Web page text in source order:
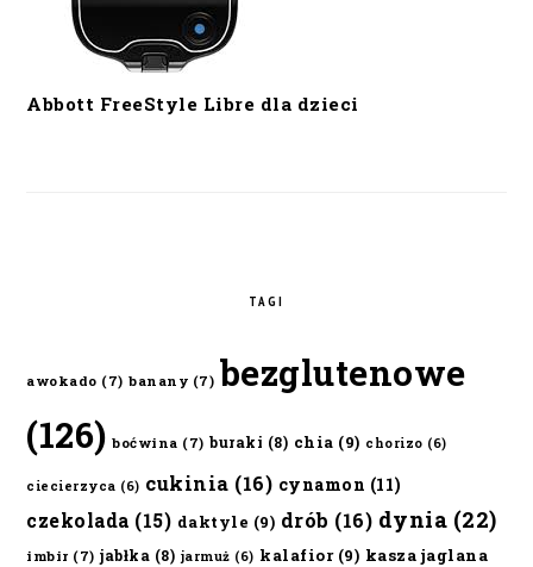
Abbott FreeStyle Libre dla dzieci
TAGI
awokado (7) banany (7) bezglutenowe
(126) boćwina (7) buraki (8) chia (9) chorizo (6)
ciecierzyca (6) cukinia (16) cynamon (11)
czekolada (15) daktyle (9) drób (16) dynia (22)
imbir (7) jabłka (8) jarmuż (6) kalafior(9) kasza jaglana